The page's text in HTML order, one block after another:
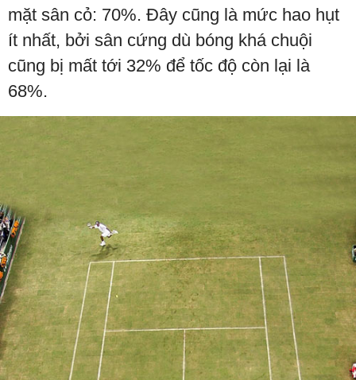
mặt sân cỏ: 70%. Đây cũng là mức hao hụt
ít nhất, bởi sân cứng dù bóng khá chuội
cũng bị mất tới 32% để tốc độ còn lại là
68%.